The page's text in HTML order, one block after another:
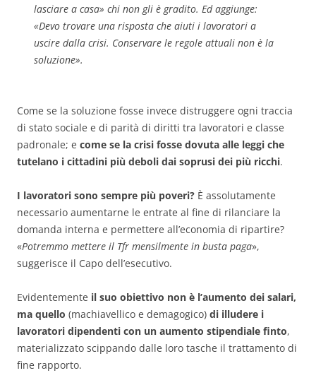
lasciare a casa» chi non gli è gradito. Ed aggiunge:
«Devo trovare una risposta che aiuti i lavoratori a
uscire dalla crisi. Conservare le regole attuali non è la
soluzione».
Come se la soluzione fosse invece distruggere ogni traccia
di stato sociale e di parità di diritti tra lavoratori e classe
padronale; e come se la crisi fosse dovuta alle leggi che
tutelano i cittadini più deboli dai soprusi dei più ricchi.
I lavoratori sono sempre più poveri? È assolutamente
necessario aumentarne le entrate al fine di rilanciare la
domanda interna e permettere all’economia di ripartire?
«Potremmo mettere il Tfr mensilmente in busta paga»,
suggerisce il Capo dell’esecutivo.
Evidentemente il suo obiettivo non è l’aumento dei salari,
ma quello (machiavellico e demagogico) di illudere i
lavoratori dipendenti con un aumento stipendiale finto,
materializzato scippando dalle loro tasche il trattamento di
fine rapporto.